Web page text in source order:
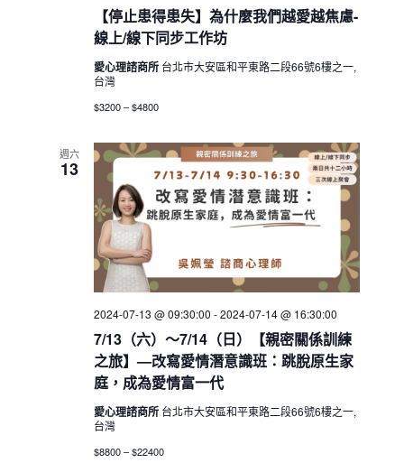
【停止患得患失】為什麼我們越愛越焦慮-
線上/線下同步工作坊
愛心理諮商所 台北市大安區和平東路二段66號6樓之一,
台灣
$3200 – $4800
週六
13
7/13（六）～7/14（日）【親密關係訓練
之旅】—改寫愛情潛意識班：跳脫原生家
庭，成為愛情富一代
2024-07-13 @ 09:30:00 -2024-07-14 @ 16:30:00
愛心理諮商所 台北市大安區和平東路二段66號6樓之一,
台灣
$8800 – $22400